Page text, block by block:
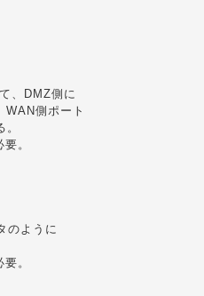
、DMZ側に
側ポート
。
のように
。